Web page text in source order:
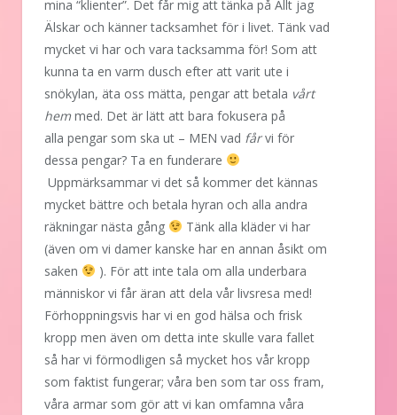
mina “klienter”. Det får mig att tänka på Allt jag
Älskar och känner tacksamhet för i livet. Tänk vad
mycket vi har och vara tacksamma för! Som att
kunna ta en varm dusch efter att varit ute i
snökylan, äta oss mätta, pengar att betala vårt
hem med. Det är lätt att bara fokusera på
alla pengar som ska ut – MEN vad fårvi för
dessa pengar? Ta en funderare
Uppmärksammar vi det så kommer det kännas
mycket bättre och betala hyran och alla andra
räkningar nästa gång
Tänk alla kläder vi har
(även om vi damer kanske har en annan åsikt om
saken
). För att inte tala om alla underbara
människor vi får äran att dela vår livsresa med!
Förhoppningsvis har vi en god hälsa och frisk
kropp men även om detta inte skulle vara fallet
så har vi förmodligen så mycket hos vår kropp
som faktist fungerar; våra ben som tar oss fram,
våra armar som gör att vi kan omfamna våra